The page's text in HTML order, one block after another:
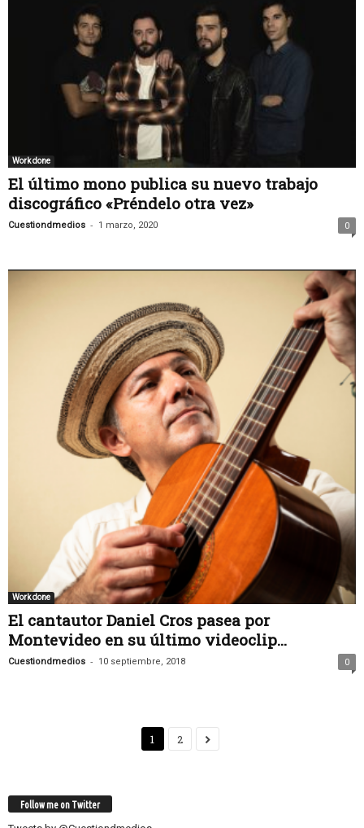
Work done
El último mono publica su nuevo trabajo
discográfico «Préndelo otra vez»
Cuestiondmedios - 1 marzo, 2020 0
Work done
El cantautor Daniel Cros pasea por
Montevideo en su último videoclip...
Cuestiondmedios - 10 septiembre, 2018 0
1 2
Follow me on Twitter